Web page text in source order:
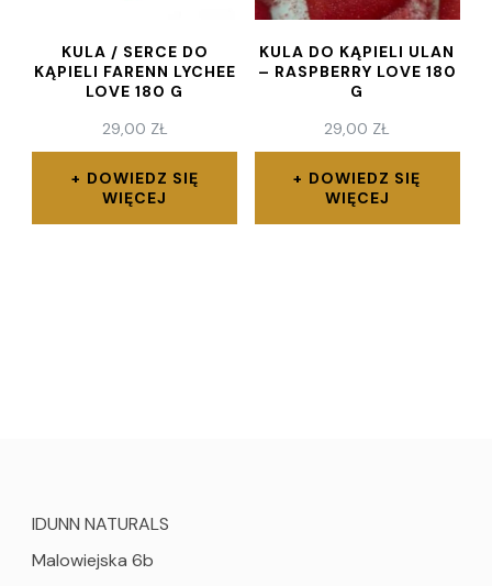
KULA / SERCE DO
KĄPIELI FARENN LYCHEE
LOVE 180 G
29,00 ZŁ
DOWIEDZ SIĘ
WIĘCEJ
KULA DO KĄPIELI ULAN
– RASPBERRY LOVE 180
G
29,00 ZŁ
DOWIEDZ SIĘ
WIĘCEJ
IDUNN NATURALS
Malowiejska 6b